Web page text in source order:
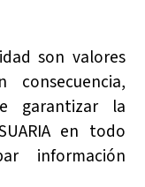
son valores
garantizar la
en todo
información